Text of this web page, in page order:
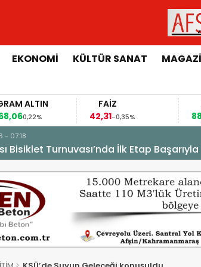
EKONOMİ KÜLTÜR SANAT
FAİZ
-0,35%
GÜMÜŞ
1,07%
- 07:18
Bisiklet Turnuvası’nda İlk Etap